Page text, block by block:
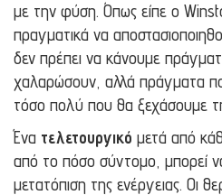
με την φύση. Όπως είπε ο
πραγματικά να
δεν πρέπει να κάνουμε
χαλαρώσουν, αλλά πράγματα
τόσο πολύ που θα ξεχάσουμε
Ένα τελετουργικό μετά από
από το πόσο σύντομο, μπορεί
μετατόπιση της ενέργειας. Οι